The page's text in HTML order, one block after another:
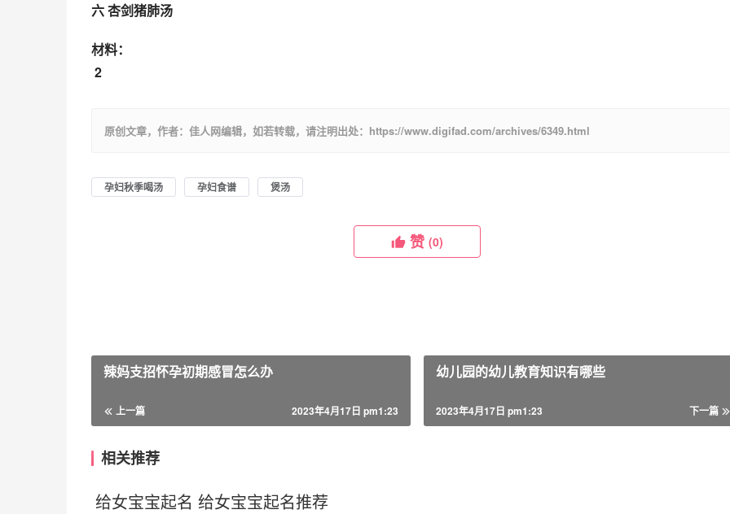
六 杏剑猪肺汤
材料：
2
原创文章，作者：佳人网编辑，如若转载，请注明出处：https://www.digifad.com/archives/6349.html
孕妇秋季喝汤 孕妇食谱 煲汤
赞 (0)
辣妈支招怀孕初期感冒怎么办
上一篇 2023年4月17日 pm1:23
幼儿园的幼儿教育知识有哪些
下一篇
2023年4月17日 pm1:23
相关推荐
给女宝宝起名 给女宝宝起名推荐